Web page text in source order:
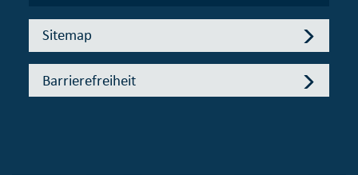
Sitemap
Barrierefreiheit